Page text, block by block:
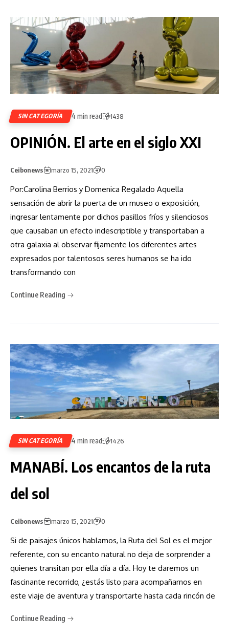
SIN CATEGORÍA 4 min read 1438
OPINIÓN. El arte en el siglo XXI
Ceibonews marzo 15, 2021 0
Por:Carolina Berrios y Domenica Regalado Aquella
sensación de abrir la puerta de un museo o exposición,
ingresar lentamente por dichos pasillos fríos y silenciosos
que causaban un efecto indescriptible y transportaban a
otra galaxia al observar fijamente los diferentes artes
expresados por talentosos seres humanos se ha ido
transformando con
Continue Reading
SIN CATEGORÍA 4 min read 1426
MANABÍ. Los encantos de la ruta
del sol
Ceibonews marzo 15, 2021 0
Si de paisajes únicos hablamos, la Ruta del Sol es el mejor
referente, con su encanto natural no deja de sorprender a
quienes transitan por ella día a día. Hoy te daremos un
fascinante recorrido, ¿estás listo para acompañarnos en
este viaje de aventura y transportarte hasta cada rincón de
Continue Reading